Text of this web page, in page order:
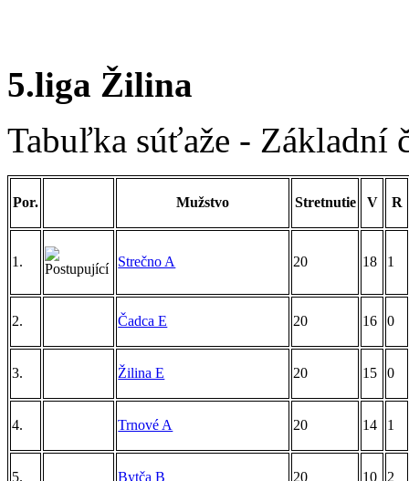
5.liga Žilina
Tabuľka súťaže - Základní
Por. Mužstvo Stretnutie V R
1. Strečno A 20 18 1
2. Čadca E 20 16 0
3. Žilina E 20 15 0
4. Trnové A 20 14 1
5. Bytča B 20 10 2